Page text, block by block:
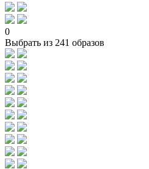
0
Выбрать из 241 образов